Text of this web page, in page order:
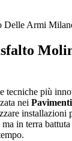
tecniche più
nei
installazioni
in terra